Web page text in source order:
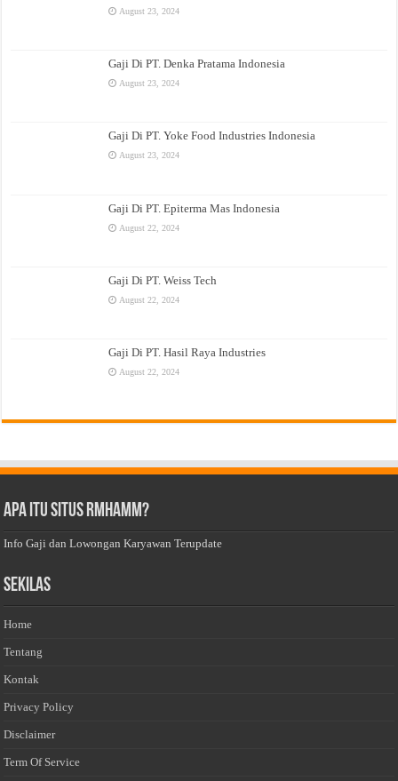
August 23, 2024
Gaji Di PT. Denka Pratama Indonesia
August 23, 2024
Gaji Di PT. Yoke Food Industries Indonesia
August 23, 2024
Gaji Di PT. Epiterma Mas Indonesia
August 22, 2024
Gaji Di PT. Weiss Tech
August 22, 2024
Gaji Di PT. Hasil Raya Industries
August 22, 2024
Apa Itu Situs Rmhamm?
Info Gaji dan Lowongan Karyawan Terupdate
Sekilas
Home
Tentang
Kontak
Privacy Policy
Disclaimer
Term Of Service